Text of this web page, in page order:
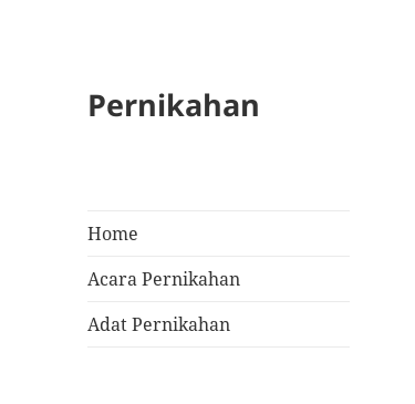
Pernikahan
Home
Acara Pernikahan
Adat Pernikahan